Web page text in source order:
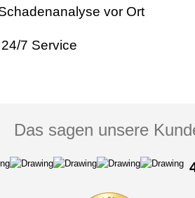
vor Ort
24/7 Service
Das sagen unsere